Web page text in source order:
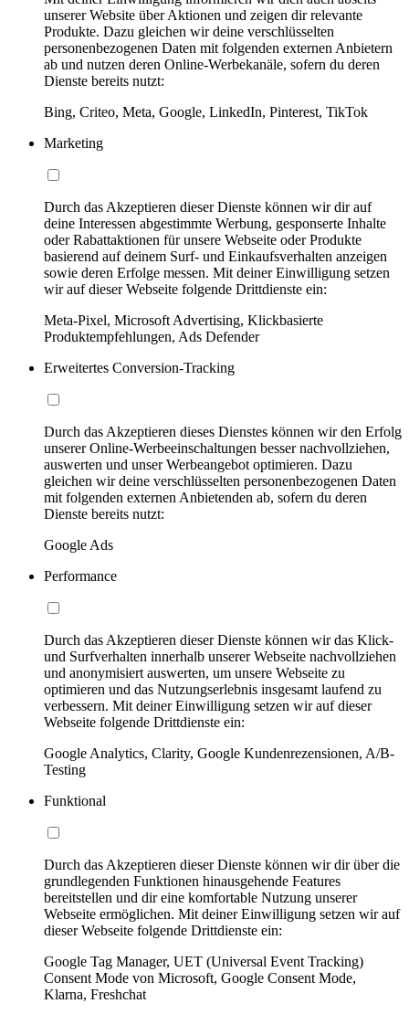
unserer Website über Aktionen und zeigen dir relevante
Produkte. Dazu gleichen wir deine verschlüsselten
personenbezogenen Daten mit folgenden externen Anbietern
ab und nutzen deren Online-Werbekanäle, sofern du deren
Dienste bereits nutzt:
Bing, Criteo, Meta, Google, LinkedIn, Pinterest, TikTok
Marketing
Durch das Akzeptieren dieser Dienste können wir dir auf
deine Interessen abgestimmte Werbung, gesponserte Inhalte
oder Rabattaktionen für unsere Webseite oder Produkte
basierend auf deinem Surf- und Einkaufsverhalten anzeigen
sowie deren Erfolge messen. Mit deiner Einwilligung setzen
wir auf dieser Webseite folgende Drittdienste ein:
Meta-Pixel, Microsoft Advertising, Klickbasierte
Produktempfehlungen, Ads Defender
Erweitertes Conversion-Tracking
Durch das Akzeptieren dieses Dienstes können wir den Erfolg
unserer Online-Werbeeinschaltungen besser nachvollziehen,
auswerten und unser Werbeangebot optimieren. Dazu
gleichen wir deine verschlüsselten personenbezogenen Daten
mit folgenden externen Anbietenden ab, sofern du deren
Dienste bereits nutzt:
Google Ads
Performance
Durch das Akzeptieren dieser Dienste können wir das Klick-
und Surfverhalten innerhalb unserer Webseite nachvollziehen
und anonymisiert auswerten, um unsere Webseite zu
optimieren und das Nutzungserlebnis insgesamt laufend zu
verbessern. Mit deiner Einwilligung setzen wir auf dieser
Webseite folgende Drittdienste ein:
Google Analytics, Clarity, Google Kundenrezensionen, A/B-
Testing
Funktional
Durch das Akzeptieren dieser Dienste können wir dir über die
grundlegenden Funktionen hinausgehende Features
bereitstellen und dir eine komfortable Nutzung unserer
Webseite ermöglichen. Mit deiner Einwilligung setzen wir auf
dieser Webseite folgende Drittdienste ein:
Google Tag Manager, UET (Universal Event Tracking)
Consent Mode von Microsoft, Google Consent Mode,
Klarna, Freshchat